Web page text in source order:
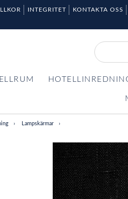
INTEGRITET KONTAKTA OSS
Lampskärmar